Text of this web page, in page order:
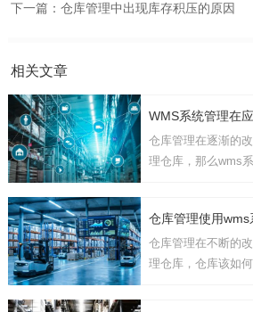
下一篇： 仓库管理中出现库存积压的原因
相关文章
WMS系统管理在
仓库管理在逐渐的
理仓库，那么wms系
仓库管理使用
仓库管理在不断的
理仓库，仓库该如